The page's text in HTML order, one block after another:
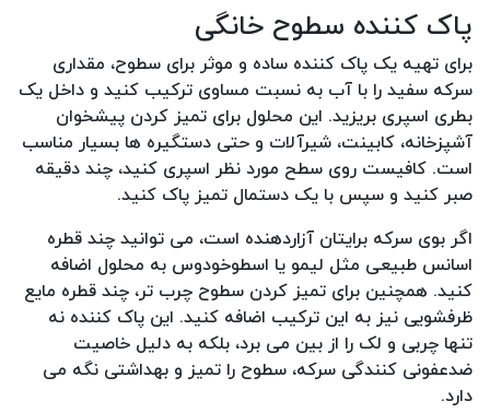
پاک کننده سطوح خانگی
برای تهیه یک پاک کننده ساده و موثر برای سطوح، مقداری
سرکه سفید را با آب به نسبت مساوی ترکیب کنید و داخل یک
بطری اسپری بریزید. این محلول برای تمیز کردن پیشخوان
آشپزخانه، کابینت، شیرآلات و حتی دستگیره ها بسیار مناسب
است. کافیست روی سطح مورد نظر اسپری کنید، چند دقیقه
صبر کنید و سپس با یک دستمال تمیز پاک کنید.
اگر بوی سرکه برایتان آزاردهنده است، می توانید چند قطره
اسانس طبیعی مثل لیمو یا اسطوخودوس به محلول اضافه
کنید. همچنین برای تمیز کردن سطوح چرب تر، چند قطره مایع
ظرفشویی نیز به این ترکیب اضافه کنید. این پاک کننده نه
تنها چربی و لک را از بین می برد، بلکه به دلیل خاصیت
ضدعفونی کنندگی سرکه، سطوح را تمیز و بهداشتی نگه می
دارد.